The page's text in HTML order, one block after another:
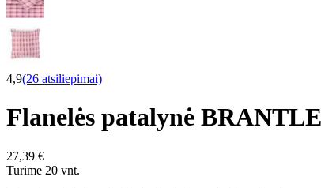
4,9(26 atsiliepimai)
Flanelės patalynė
27,39 €
Turime 20 vnt.